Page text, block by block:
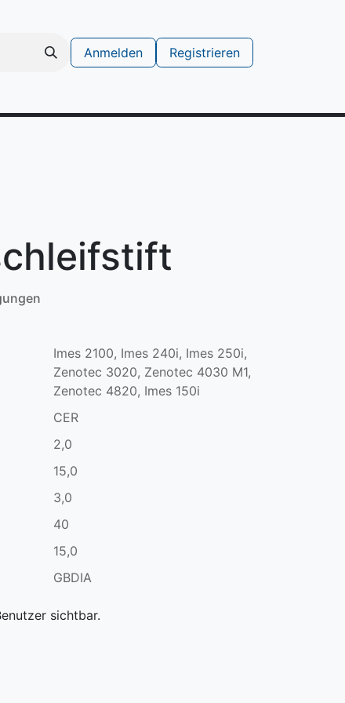
Anmelden Registrieren
Imes 2100, Imes 240i, Imes 250i,
Zenotec 3020, Zenotec 4030 M1,
Zenotec 4820, Imes 150i
CER
2,0
15,0
3,0
40
15,0
GBDIA
sichtbar.